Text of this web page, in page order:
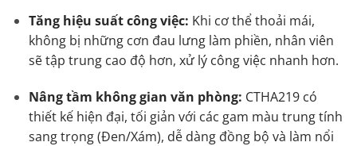
Tăng hiệu suất công việc: Khi cơ thể thoải mái,
không bị những cơn đau lưng làm phiền, nhân viên
sẽ tập trung cao độ hơn, xử lý công việc nhanh hơn.
Nâng tầm không gian văn phòng: CTHA219 có
thiết kế hiện đại, tối giản với các gam màu trung tính
sang trọng (Đen/Xám), dễ dàng đồng bộ và làm nổi